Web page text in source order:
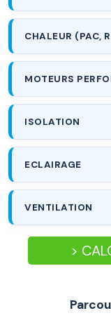
CHALEUR (PAC,
MOTEURS
ISOLATION
ECLAIRAGE
VENTILATION
>